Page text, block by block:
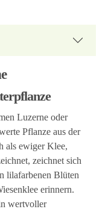
Luzerne oder
Pflanze aus der
als ewiger Klee,
zeichnet sich
lilafarbenen Blüten
erinnern.
wertvoller